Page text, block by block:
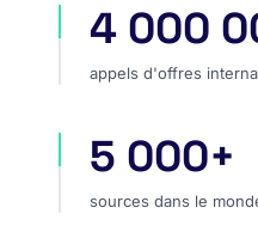
appels d'offres
4 000
appels d'offres
sources dans le
5 000+
sources dans le